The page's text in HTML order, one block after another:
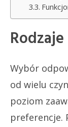
Wybór
od wielu
poziom
preferencje.